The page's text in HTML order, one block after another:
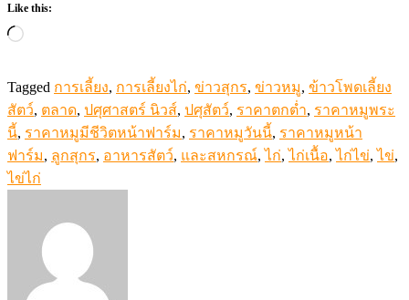
Like this:
Loading…
Tagged การเลี้ยง, การเลี้ยงไก่, ข่าวสุกร, ข่าวหมู, ข้าวโพดเลี้ยง
สัตว์, ตลาด, ปศุศาสตร์ นิวส์, ปศุสัตว์, ราคาตกต่ำ, ราคาหมูพระ
นี้, ราคาหมูมีชีวิตหน้าฟาร์ม, ราคาหมูวันนี้, ราคาหมูหน้า
ฟาร์ม, ลูกสุกร, อาหารสัตว์, และสหกรณ์,ไก่,ไก่เนื้อ,ไก่ไข่,ไข่,
ไข่ไก่